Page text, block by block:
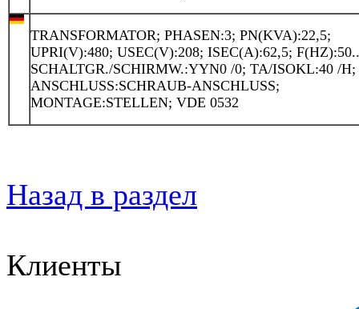
TRANSFORMATOR; PHASEN:3; PN(KVA):22,5;
UPRI(V):480; USEC(V):208; ISEC(A):62,5;
SCHALTGR./SCHIRMW.:YYN0 /0; TA/ISOKL:40 /H;
ANSCHLUSS:SCHRAUB-ANSCHLUSS;
MONTAGE:STELLEN; VDE 0532
Назад в раздел
Клиенты